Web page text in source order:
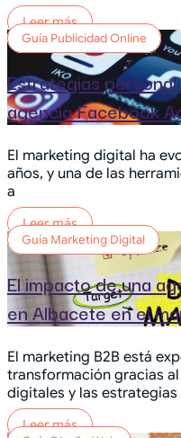
Leer más
Guía Publicidad Online
Estrategias
agencia Facebook
El marketing digital ha
años, y una de las
a
Leer más
Guía Marketing Digital
El impacto de una
en Albacete en el
El marketing B2B está
transformación gracias
digitales y las estrategias
Leer más